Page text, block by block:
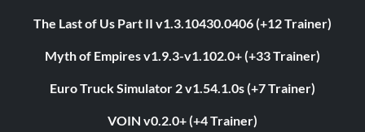
The Last of Us Part II v1.3.10430.0406 (+12 Trainer)
Myth of Empires v1.9.3-v1.102.0+ (+33 Trainer)
Euro Truck Simulator 2 v1.54.1.0s (+7 Trainer)
VOIN v0.2.0+ (+4 Trainer)